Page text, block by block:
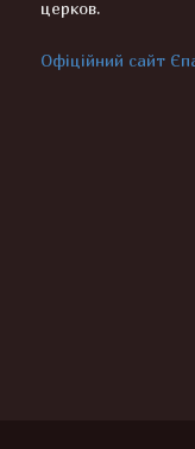
церков.
Офіційний сайт